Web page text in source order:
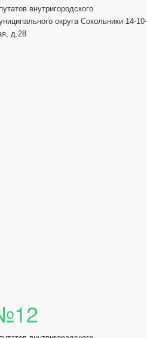
внутригородского
округа Сокольники 14-10-
д.28